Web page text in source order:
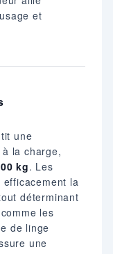
et
une
la charge,
kg. Les
la
déterminant
les
de linge
une